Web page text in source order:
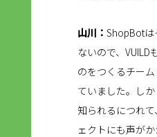
山川： ShopBotは
ないので、VUILD
のをつくるチー
ていました。し
知られるにつれ
ェクトにも声が